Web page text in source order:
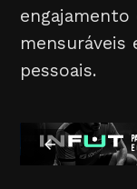
pessoais.